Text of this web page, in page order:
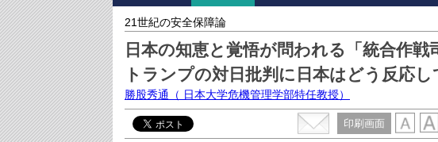
21世紀の安全保障論
日本の知恵と覚悟が問われる「統合作
トランプの対日批判に日本はどう反応
勝股秀通 （ 日本大学危機管理学部特任教授）
印刷画面